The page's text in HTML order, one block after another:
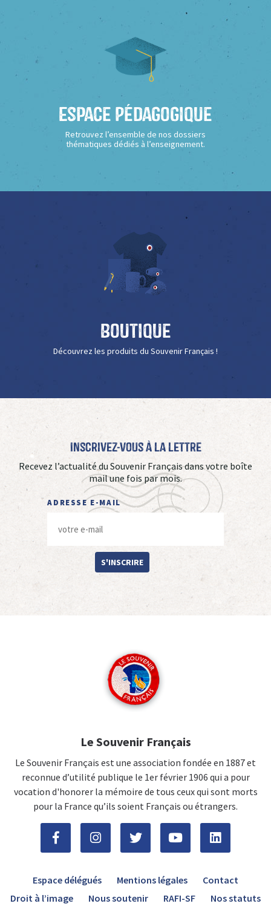
Espace Pédagogique
Retrouvez l’ensemble de nos dossiers
thématiques dédiés à l’enseignement.
Boutique
Découvrez les produits du Souvenir Français !
Inscrivez-vous à La Lettre
Recevez l’actualité du Souvenir Français dans votre boîte
mail une fois par mois.
ADRESSE E-MAIL
S'INSCRIRE
Le Souvenir Français
Le Souvenir Français est une association fondée en 1887 et
reconnue d’utilité publique le 1er février 1906 qui a pour
vocation d'honorer la mémoire de tous ceux qui sont morts
pour la France qu’ils soient Français ou étrangers.
Espace délégués Mentions légales
Contact
Droit à l’image
Nous soutenir RAFI-SF Nos statuts